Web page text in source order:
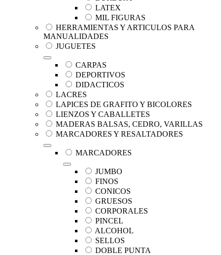
LATEX
MIL FIGURAS
HERRAMIENTAS Y ARTICULOS PARA
MANUALIDADES
JUGUETES
CARPAS
DEPORTIVOS
DIDACTICOS
LACRES
LAPICES DE GRAFITO Y BICOLORES
LIENZOS Y CABALLETES
MADERAS BALSAS, CEDRO, VARILLAS
MARCADORES Y RESALTADORES
MARCADORES
JUMBO
FINOS
CONICOS
GRUESOS
CORPORALES
PINCEL
ALCOHOL
SELLOS
DOBLE PUNTA